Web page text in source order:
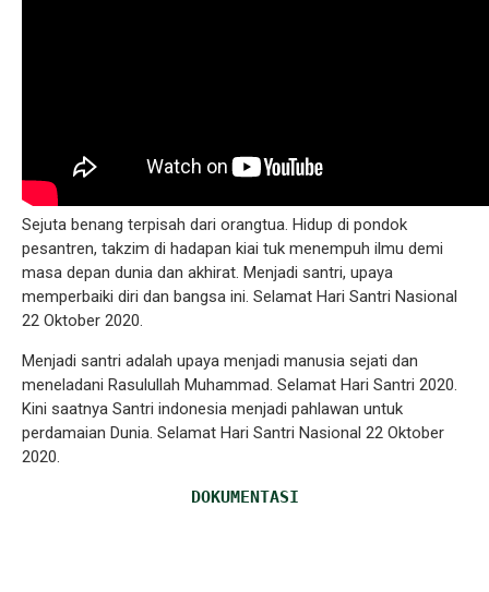
Sejuta benang terpisah dari orangtua. Hidup di pondok
pesantren, takzim di hadapan kiai tuk menempuh ilmu demi
masa depan dunia dan akhirat. Menjadi santri, upaya
memperbaiki diri dan bangsa ini. Selamat Hari Santri Nasional
22 Oktober 2020.
Menjadi santri adalah upaya menjadi manusia sejati dan
meneladani Rasulullah Muhammad. Selamat Hari Santri 2020.
Kini saatnya Santri indonesia menjadi pahlawan untuk
perdamaian Dunia. Selamat Hari Santri Nasional 22 Oktober
2020.
DOKUMENTASI